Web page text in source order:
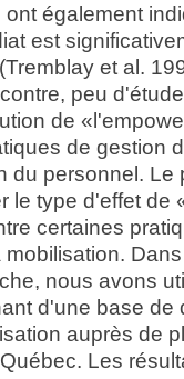
également
est
et al.
peu
de
de gestion
du personnel. Le
le type d'effet de
certaines
nous avons
d'une base de
auprès de
Les